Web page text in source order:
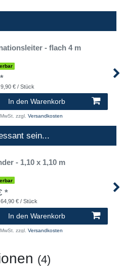
- flach 4 m
9,90 € / Stück
In den Warenkorb
zzgl. Versandkosten
sein...
- 1,10 x 1,10 m
*
64,90 € / Stück
In den Warenkorb
zzgl. Versandkosten
(4)